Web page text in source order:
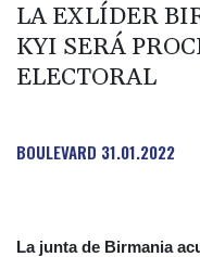
LA EXLÍDER
KYI SERÁ
ELECTORAL
BOULEVARD 31.01.2022
La junta de Birmania